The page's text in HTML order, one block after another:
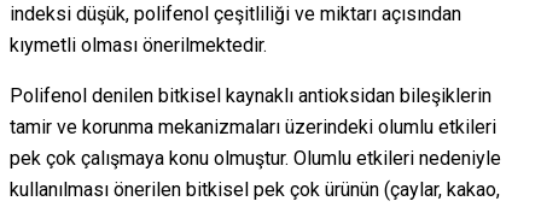
indeksi düşük, polifenol çeşitliliği ve miktarı açısından
kıymetli olması önerilmektedir.
Polifenol denilen bitkisel kaynaklı antioksidan bileşiklerin
tamir ve korunma mekanizmaları üzerindeki olumlu etkileri
pek çok çalışmaya konu olmuştur. Olumlu etkileri nedeniyle
kullanılması önerilen bitkisel pek çok ürünün (çaylar, kakao,